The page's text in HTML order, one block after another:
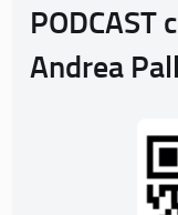
PODCAST
Andrea